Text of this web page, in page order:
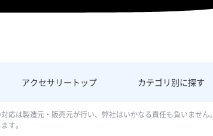
アクセサリー トップ カテゴリ別に探す
応は製造元・販売元が行い、弊社はいかなる責任も負いません。
す。